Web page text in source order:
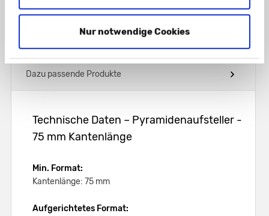
Nur notwendige Cookies
Download
Dazu passende Produkte
Technische Daten – Pyramidenaufsteller -
75 mm Kantenlänge
Min. Format:
Kantenlänge: 75 mm
Aufgerichtetes Format: